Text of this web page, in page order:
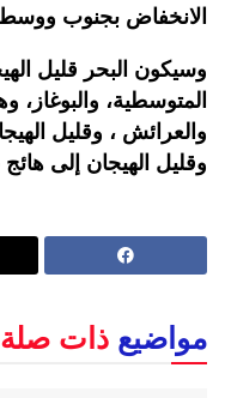
الانخفاض بجنوب ووسط
وسيكون البحر قليل
المتوسطية، والبوغاز،
والعرائش ، وقليل
وقليل الهيجان إلى
مواضيع ذات صلة